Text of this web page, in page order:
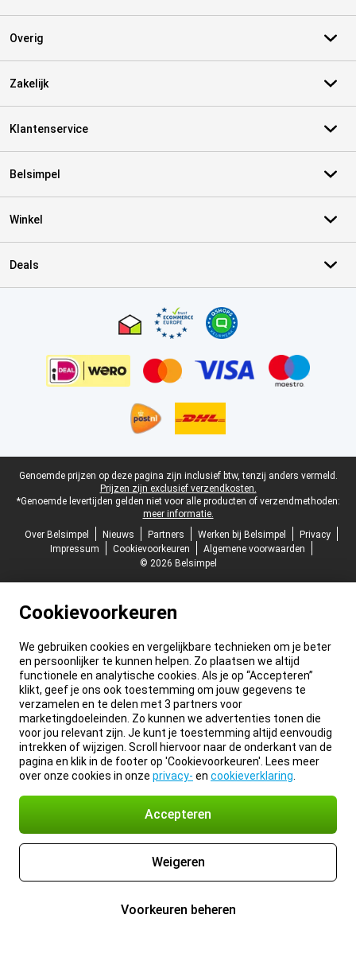
Overig
Zakelijk
Klantenservice
Belsimpel
Winkel
Deals
Juridische voettekst
Genoemde prijzen op deze pagina zijn inclusief btw, tenzij anders vermeld.
Prijzen zijn exclusief verzendkosten.
*Genoemde levertijden gelden niet voor alle producten of verzendmethoden:
meer informatie.
Over Belsimpel
Nieuws Partners Werken bij Belsimpel
Privacy
Impressum
Cookievoorkeuren
Algemene voorwaarden
© 2026 Belsimpel
Cookievoorkeuren
We gebruiken cookies en vergelijkbare technieken om je beter
en persoonlijker te kunnen helpen. Zo plaatsen we altijd
functionele en analytische cookies. Als je op “Accepteren”
klikt, geef je ons ook toestemming om jouw gegevens te
verzamelen en te delen met 3 partners voor
marketingdoeleinden. Zo kunnen we advertenties tonen die
voor jou relevant zijn. Je kunt je toestemming altijd eenvoudig
intrekken of wijzigen. Scroll hiervoor naar de onderkant van de
pagina en klik in de footer op 'Cookievoorkeuren'. Lees meer
over onze cookies in onze privacy- en cookieverklaring
Accepteren
Weigeren
Voorkeuren beheren